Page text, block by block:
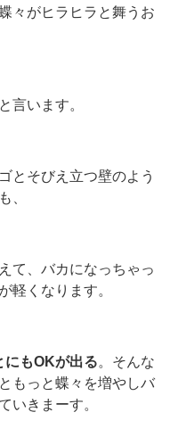
々がヒラヒラと舞うお
言います。
とそびえ立つ壁のよう
、
て、バカになっちゃっ
軽くなります。
にもOKが出る。そんな
もっと蝶々を増やしバ
いきまーす。